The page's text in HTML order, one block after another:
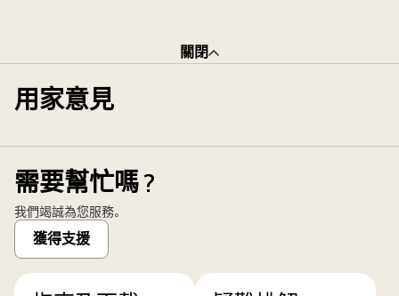
關閉
用家意見
需要幫忙嗎？
我們竭誠為您服務。
獲得支援